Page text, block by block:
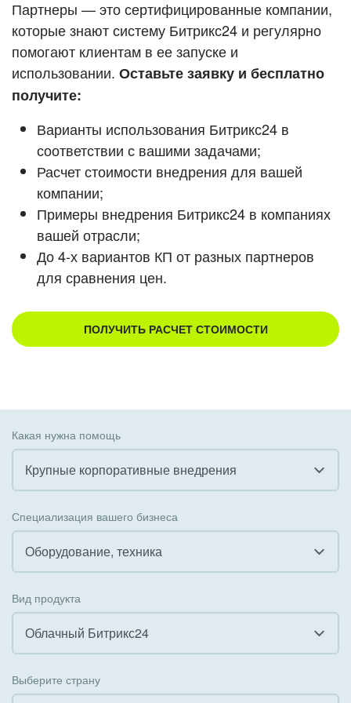
ВХОД
ВХОД
Смотреть видеокейсы
Партнеры — это сертифицированные компании,
которые знают систему Битрикс24 и регулярно
помогают клиентам в ее запуске и
использовании. Оставьте заявку и бесплатно
получите:
Варианты использования Битрикс24 в
соответствии с вашими задачами;
Расчет стоимости внедрения для вашей
компании;
Примеры внедрения Битрикс24 в компаниях
вашей отрасли;
До 4-х вариантов КП от разных партнеров
для сравнения цен.
ПОЛУЧИТЬ РАСЧЕТ СТОИМОСТИ
Какая нужна помощь
Крупные корпоративные внедрения
Внедрение КЭДО
Интеграция с 1С
Организация задач и проектов
Внедрение Бизнес-процессов
Специализация вашего бизнеса
Оборудование, техника
Государственные организации
Коммунальные услуги, ЖКХ
Вид продукта
Облачный Битрикс24
Выберите страну